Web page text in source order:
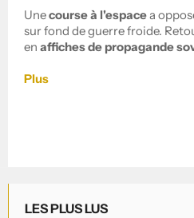
Unecourse à l'espacea
sur fond de guerre froide.
en affiches de propagande
Plus
LES PLUS LUS